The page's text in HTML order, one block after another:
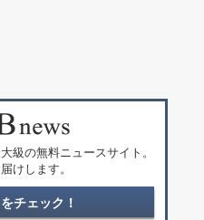
級の無料ニュースサイト。
けします。
チェック！